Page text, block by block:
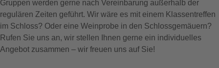
Gruppen werden gerne nach Vereinbarung außerhalb der
regulären Zeiten geführt. Wir wäre es mit einem Klassentreffen
im Schloss? Oder eine Weinprobe in den Schlossgemäuern?
Rufen Sie uns an, wir stellen Ihnen gerne ein individuelles
Angebot zusammen – wir freuen uns auf Sie!